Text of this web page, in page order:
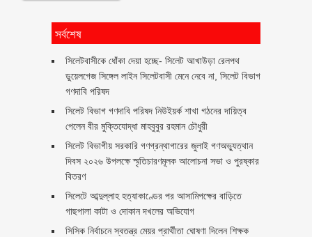
সর্বশেষ
‎সিলেটবাসীকে ধোঁকা দেয়া হচ্ছে- সিলেট আখাউড়া রেলপথ
ডুয়েলগেজ সিঙ্গেল লাইন সিলেটবাসী মেনে নেবে না, সিলেট বিভাগ
গণদাবি পরিষদ
সিলেট বিভাগ গণদাবি পরিষদ নিউইয়র্ক শাখা গঠনের দায়িত্ব
পেলেন বীর মুক্তিযোদ্ধা মাহবুবুর রহমান চৌধুরী ‎ ‎
সিলেট বিভাগীয় সরকারি গণগ্রন্থাগারের জুলাই গণঅভ্যুত্থান
দিবস ২০২৬ উপলক্ষে স্মৃতিচারণমূলক আলোচনা সভা ও পুরষ্কার
বিতরণ ‎ ‎
সিলেটে আব্দুল্লাহ হত্যাকাণ্ডের পর আসামিপক্ষের বাড়িতে
গাছপালা কাটা ও দোকান দখলের অভিযোগ
সিসিক নির্বাচনে স্বতন্ত্র মেয়র প্রার্থীতা ঘোষণা দিলেন শিক্ষক